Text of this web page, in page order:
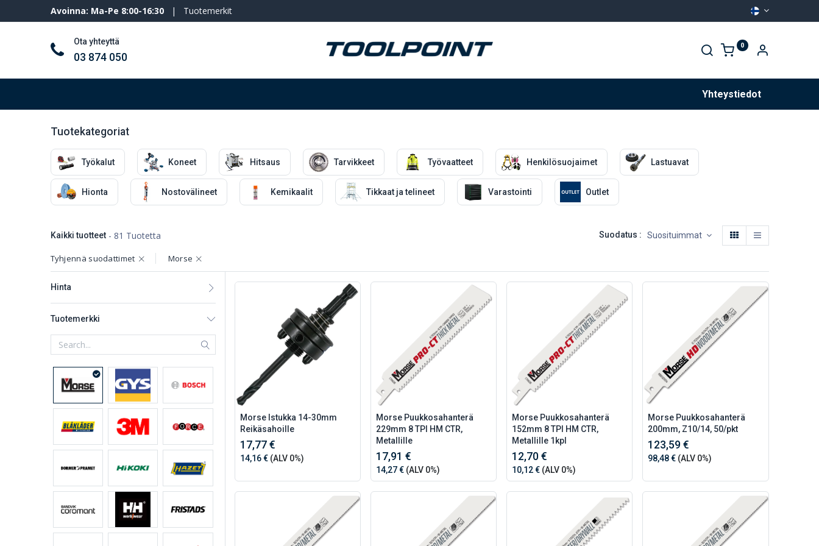
Avoinna: Ma-Pe 8:00-16:30 | Tuotemerkit
Ota yhteyttä
03 874 050
0
Yhteystiedot
Tuotekategoriat
Työkalut Koneet Hitsaus Tarvikkeet Työvaatteet Henkilösuojaimet Lastuavat
Hionta Nostovälineet Kemikaalit Tikkaat ja telineet Varastointi Outlet
Kaikki tuotteet - 81 Tuotetta Suodatus : Suosituimmat
Tyhjennä suodattimet Morse
Hinta
Tuotemerkki
Morse Istukka 14-30mm
Reikäsahoille
17,77 €
14,16 €(ALV 0%)
Morse Puukkosahanterä
229mm 8 TPI HM CTR,
Metallille
17,91 €
14,27 €(ALV 0%)
Morse Puukkosahanterä
152mm 8 TPI HM CTR,
Metallille 1kpl
12,70 €
10,12 € (ALV 0%)
Morse Puukkosahanterä
200mm, Z10/14, 50/pkt
123,59 €
98,48 € (ALV 0%)